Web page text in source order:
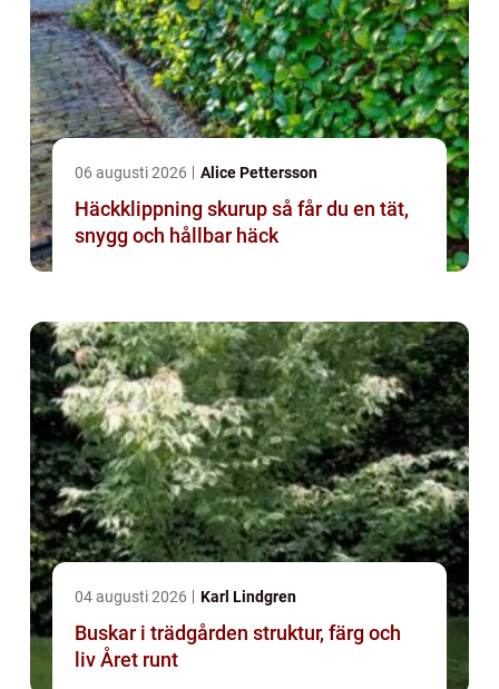
06 augusti 2026 Alice Pettersson
Häckklippning skurup så får du en tät,
snygg och hållbar häck
04 augusti 2026 Karl Lindgren
Buskar i trädgården struktur, färg och
liv Året runt